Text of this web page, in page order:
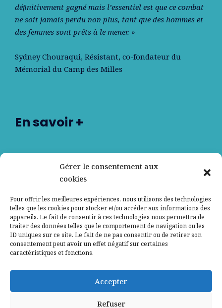
Gérer le consentement aux
cookies
Pour offrir les meilleures expériences, nous utilisons des technologies
telles que les cookies pour stocker et/ou accéder aux informations des
appareils. Le fait de consentir à ces technologies nous permettra de
traiter des données telles que le comportement de navigation ou les
ID uniques sur ce site. Le fait de ne pas consentir ou de retirer son
consentement peut avoir un effet négatif sur certaines
caractéristiques et fonctions.
Accepter
Refuser
déﬁnitivement gagné mais l’essentiel est que ce combat
ne soit jamais perdu non plus, tant que des hommes et
des femmes sont prêts à le mener. »
Sydney Chouraqui, Résistant, co-fondateur du
Mémorial du Camp des Milles
En savoir +
Nos partenaires
Contactez-nous
Mentions légales